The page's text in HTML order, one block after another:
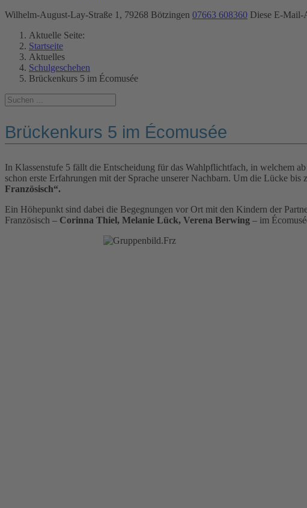
Wilhelm-August-Lay-Straße 1, 79268 Bötzingen 07663 608360 Diese E-Mail-
Aktuelle Seite:
Startseite
Aktuelles
Schulgeschehen
Brückenkurs 5 im Écomusée
Brückenkurs 5 im Écomusée
In Klassenstufe 5 fällt die Entscheidung für das Wahlpflichtfach, in welchem
schon erste Erfahrungen mit der Sprache unserer Nachbarn. Um die Lücke
Französisch“.
Ein Höhepunkt sind dabei die Begegnungen vor Ort mit den Kindern der
Französisch – Corinna Thiel, Melanie Lück, Verena Berwing – im